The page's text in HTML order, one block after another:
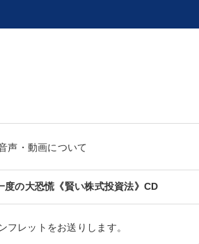
声・動画について
度の大恐慌《賢い株式投資法》CD
フレットをお送りします。